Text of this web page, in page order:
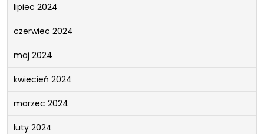
lipiec 2024
czerwiec 2024
maj 2024
kwiecień 2024
marzec 2024
luty 2024